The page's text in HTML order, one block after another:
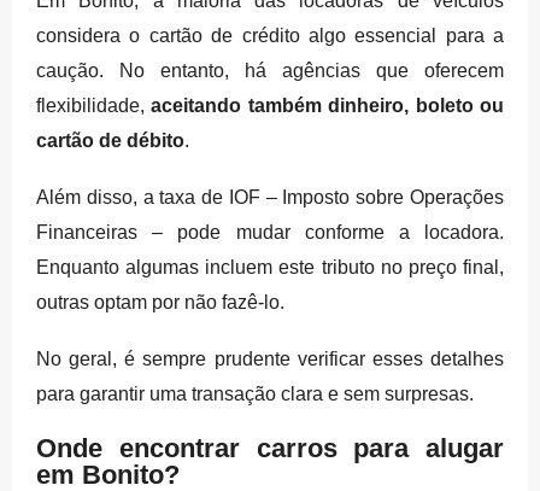
considera o cartão de crédito algo essencial para a
caução. No entanto, há agências que oferecem
flexibilidade,aceitando também dinheiro, boleto ou
cartão de débito.
Além disso, a taxa de IOF – Imposto sobre Operações
Financeiras – pode mudar conforme a locadora.
Enquanto algumas incluem este tributo no preço final,
outras optam por não fazê-lo.
No geral, é sempre prudente verificar esses detalhes
para garantir uma transação clara e sem surpresas.
Onde encontrar carros para alugar
em Bonito?